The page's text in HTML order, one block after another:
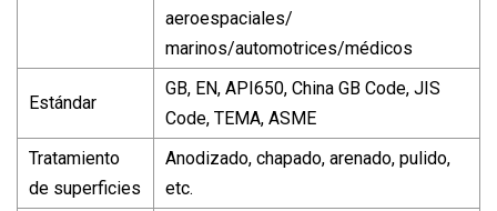
aeroespaciales/
marinos/automotrices/médicos
Estándar
GB, EN, API650, China GB Code, JIS
Code, TEMA, ASME
Tratamiento
de superficies
Anodizado, chapado, arenado, pulido,
etc.